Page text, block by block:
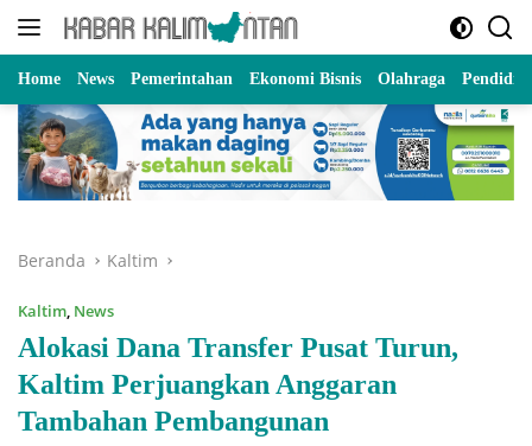
Langsung
Home News Pemerintahan Ekonomi Bisnis Olahraga
Beranda Kaltim
Kaltim, News
Alokasi Dana Transfer Pusat Turun,
Kaltim Perjuangkan Anggaran
Tambahan Pembangunan